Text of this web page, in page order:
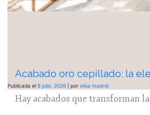
Acabado oro cepillado: la
Publicada el 8 julio, 2026 por elisa madrid
Hay acabados que transforman